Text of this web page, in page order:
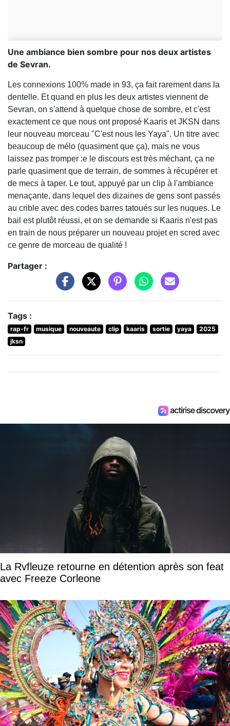
Une ambiance bien sombre pour nos deux artistes
de Sevran.
Les connexions 100% made in 93, ça fait rarement dans la
dentelle. Et quand en plus les deux artistes viennent de
Sevran, on s'attend à quelque chose de sombre, et c'est
exactement ce que nous ont proposé Kaaris et JKSN dans
leur nouveau morceau "C'est nous les Yaya". Un titre avec
beaucoup de mélo (quasiment que ça), mais ne vous
laissez pas tromper :e le discours est très méchant, ça ne
parle quasiment que de terrain, de sommes à récupérer et
de mecs à taper. Le tout, appuyé par un clip à l'ambiance
menaçante, dans lequel des dizaines de gens sont passés
au crible avec des codes barres tatoués sur les nuques. Le
bail est plutôt réussi, et on se demande si Kaaris n'est pas
en train de nous préparer un nouveau projet en scred avec
ce genre de morceau de qualité !
Partager :
Tags :
rap-fr musique nouveaute clip kaaris sortie yaya
2025
jksn
La Rvfleuze retourne en détention après son feat
avec Freeze Corleone